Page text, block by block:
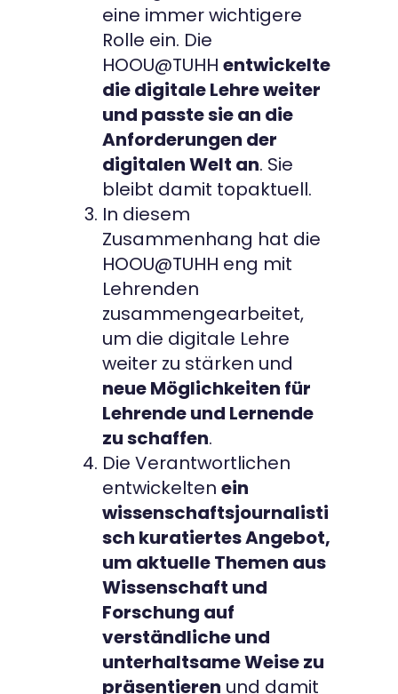
eine immer wichtigere
Rolle ein. Die
HOOU@TUHH entwickelte
die digitale Lehre weiter
und passte sie an die
Anforderungen der
digitalen Welt an. Sie
bleibt damit topaktuell.
In diesem
Zusammenhang hat die
HOOU@TUHH eng mit
Lehrenden
zusammengearbeitet,
um die digitale Lehre
weiter zu stärken und
neue Möglichkeiten für
Lehrende und Lernende
zu schaffen.
Die Verantwortlichen
entwickelten ein
wissenschaftsjournalisti
sch kuratiertes Angebot,
um aktuelle Themen aus
Wissenschaft und
Forschung auf
verständliche und
unterhaltsame Weise zu
präsentieren und damit